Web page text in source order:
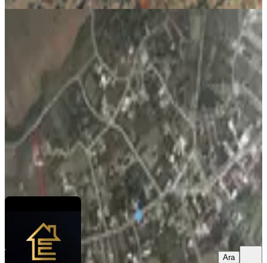
Saray Kurtdere Köyünde Hisseli
250m2 Satılık Arsa
Tekirdağ, Saray
250 m²·3.280/m² · 18.05.2026
820.000 ₺
Ergünler İnşaat Gayrimenkul İnan Ergün
Ara